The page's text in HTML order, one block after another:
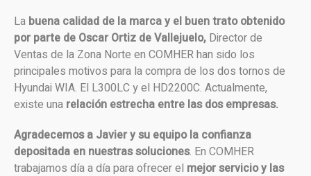
La buena calidad de la marca y el buen trato obtenido
por parte de Oscar Ortiz de Vallejuelo, Director de
Ventas de la Zona Norte en COMHER han sido los
principales motivos para la compra de los dos tornos de
Hyundai WIA. El L300LC y el HD2200C. Actualmente,
existe una relación estrecha entre las dos empresas.
Agradecemos a Javier y su equipo la confianza
depositada en nuestras soluciones. En COMHER
trabajamos día a día para ofrecer el mejor servicio y las